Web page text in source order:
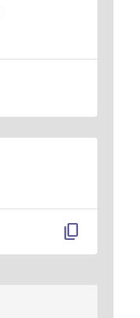
content_copy